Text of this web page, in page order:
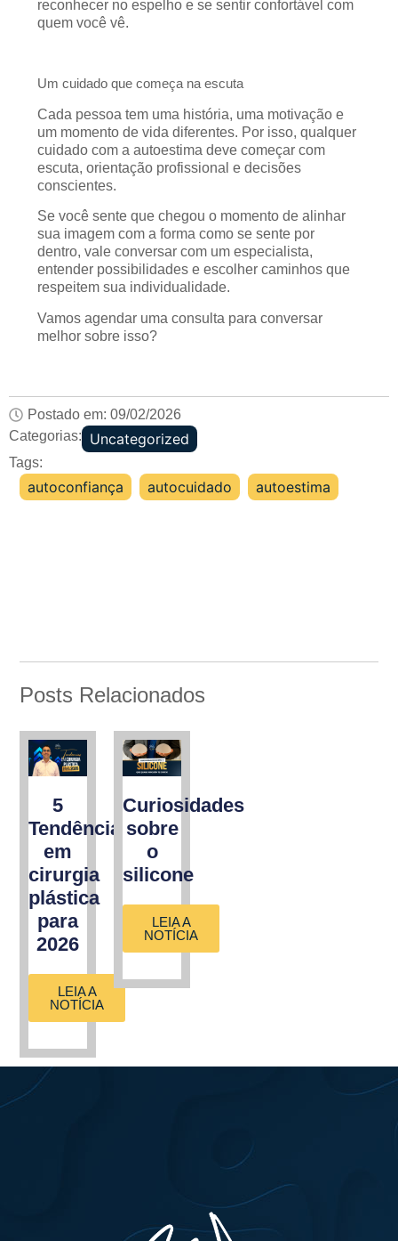
reconhecer no espelho e se sentir confortável com
quem você vê.
Um cuidado que começa na escuta
Cada pessoa tem uma história, uma motivação e
um momento de vida diferentes. Por isso, qualquer
cuidado com a autoestima deve começar com
escuta, orientação profissional e decisões
conscientes.
Se você sente que chegou o momento de alinhar
sua imagem com a forma como se sente por
dentro, vale conversar com um especialista,
entender possibilidades e escolher caminhos que
respeitem sua individualidade.
Vamos agendar uma consulta para conversar
melhor sobre isso?
Postado em: 09/02/2026
Categorias:
Uncategorized
Tags:
autoconfiança autocuidado autoestima
Posts Relacionados
5
Tendências
em
cirurgia
plástica
para
2026
LEIA A
NOTÍCIA
Curiosidades
sobre
o
silicone
LEIA A
NOTÍCIA